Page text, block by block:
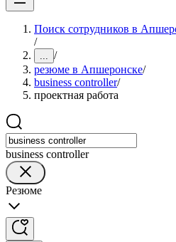
Поиск сотрудников в
/
... /
резюме в Апшеронске/
business controller/
проектная работа
business controller
Резюме